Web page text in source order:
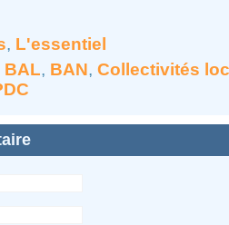
, L'essentiel
BAL, BAN, Collectivités